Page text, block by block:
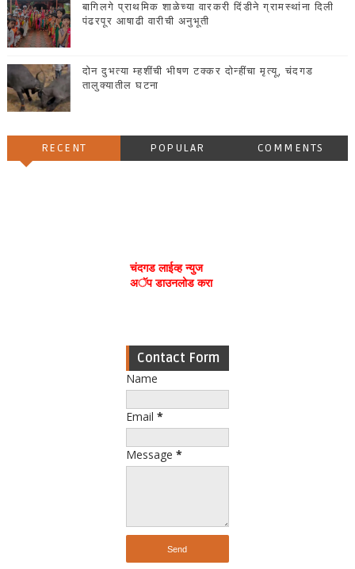
बागिलगे प्राथमिक शाळेच्या वारकरी दिंडीने ग्रामस्थांना दिली
पंढरपूर आषाढी वारीची अनुभूती
दोन दुभत्या म्हशींची भीषण टक्कर दोन्हींचा मृत्यू, चंदगड
तालुक्यातील घटना
RECENT POPULAR COMMENTS
चंदगड लाईव्ह न्युज
अॅप डाउनलोड करा
Contact Form
Name
Email *
Message *